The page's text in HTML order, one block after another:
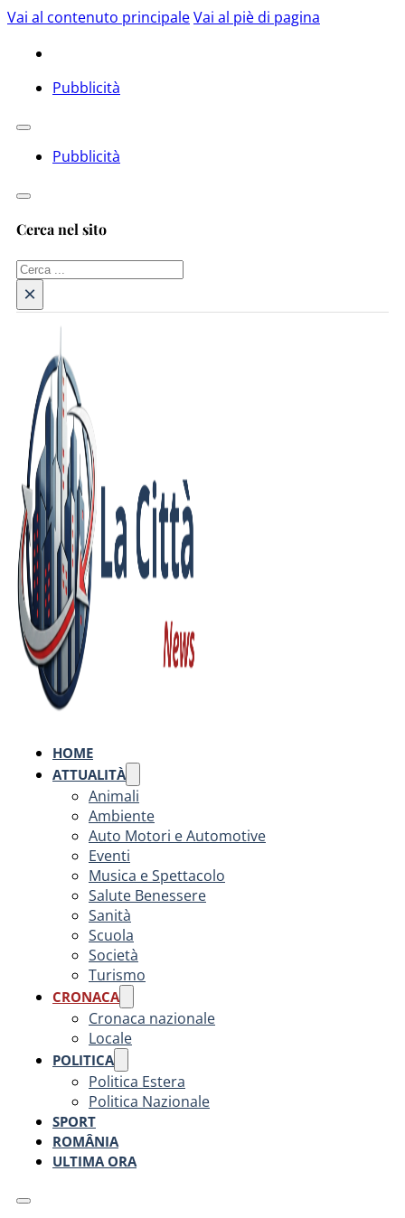
Vai al contenuto principaleVai al piè di pagina
Pubblicità
Pubblicità
Cerca nel sito
Cerca
×
HOME
ATTUALITÀ
Animali
Ambiente
Auto Motori e Automotive
Eventi
Musica e Spettacolo
Salute Benessere
Sanità
Scuola
Società
Turismo
CRONACA
Cronaca nazionale
Locale
POLITICA
Politica Estera
Politica Nazionale
SPORT
ROMÂNIA
ULTIMA ORA